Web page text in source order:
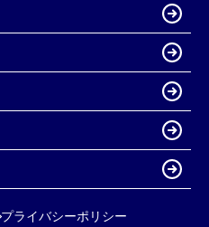
プライバシーポリシー